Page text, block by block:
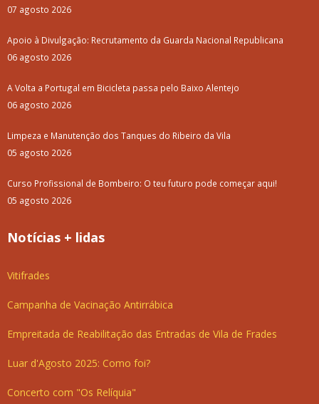
07 agosto 2026
Apoio à Divulgação: Recrutamento da Guarda Nacional Republicana
06 agosto 2026
A Volta a Portugal em Bicicleta passa pelo Baixo Alentejo
06 agosto 2026
Limpeza e Manutenção dos Tanques do Ribeiro da Vila
05 agosto 2026
Curso Profissional de Bombeiro: O teu futuro pode começar aqui!
05 agosto 2026
Notícias + lidas
Vitifrades
Campanha de Vacinação Antirrábica
Empreitada de Reabilitação das Entradas de Vila de Frades
Luar d'Agosto 2025: Como foi?
Concerto com "Os Relíquia"